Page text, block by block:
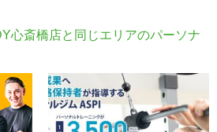
心斎橋店と同じエリアのパーソナ